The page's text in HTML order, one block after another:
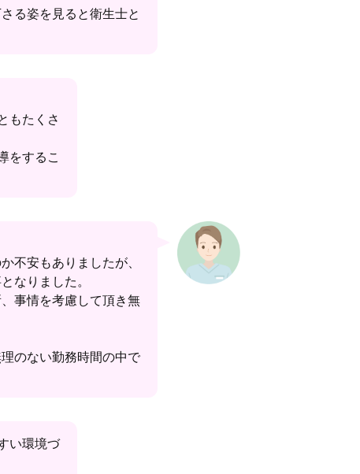
る姿を見ると衛生士と
もたくさ
をするこ
不安もありましたが、
なりました。
事情を考慮して頂き無
のない勤務時間の中で
い環境づ